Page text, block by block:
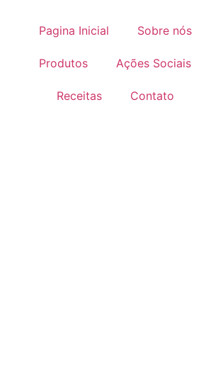
Pagina Inicial Sobre nós
Produtos Ações Sociais
Receitas Contato